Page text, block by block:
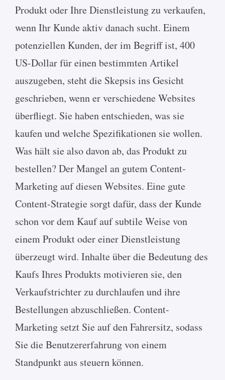
Produkt oder Ihre Dienstleistung zu verkaufen,
wenn Ihr Kunde aktiv danach sucht. Einem
potenziellen Kunden, der im Begriff ist, 400
US-Dollar für einen bestimmten Artikel
auszugeben, steht die Skepsis ins Gesicht
geschrieben, wenn er verschiedene Websites
überfliegt. Sie haben entschieden, was sie
kaufen und welche Spezifikationen sie wollen.
Was hält sie also davon ab, das Produkt zu
bestellen? Der Mangel an gutem Content-
Marketing auf diesen Websites. Eine gute
Content-Strategie sorgt dafür, dass der Kunde
schon vor dem Kauf auf subtile Weise von
einem Produkt oder einer Dienstleistung
überzeugt wird. Inhalte über die Bedeutung des
Kaufs Ihres Produkts motivieren sie, den
Verkaufstrichter zu durchlaufen und ihre
Bestellungen abzuschließen. Content-
Marketing setzt Sie auf den Fahrersitz, sodass
Sie die Benutzererfahrung von einem
Standpunkt aus steuern können.